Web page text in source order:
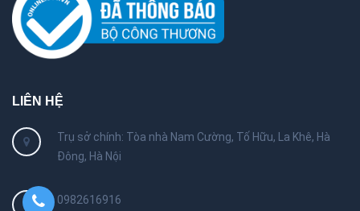
LIÊN HỆ
Trụ sở chính: Tòa nhà Nam Cường, Tố Hữu, La Khê, Hà
Đông, Hà Nội
0982616916